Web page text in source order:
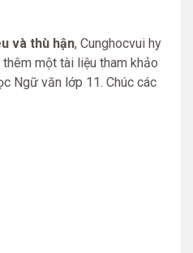
và thù hận, Cunghocvui hy
một tài liệu tham khảo
Ngữ văn lớp 11. Chúc các